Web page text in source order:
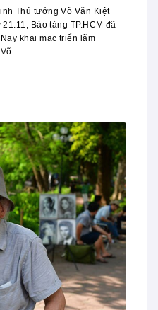
Thủ tướng Võ Văn Kiệt
Bảo tàng TP.HCM đã
khai mạc triển lãm